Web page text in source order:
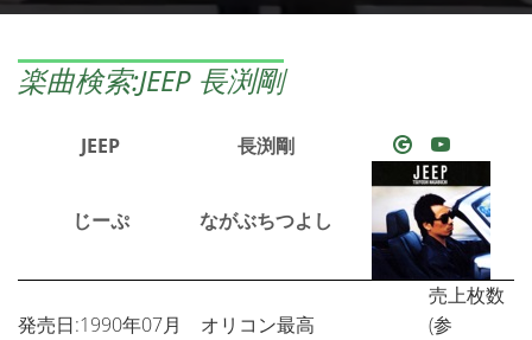
楽曲検索:JEEP 長渕剛
JEEP 長渕剛
じーぷ ながぶちつよし
発売日:1990年07月
オリコン最高
売上枚数
(参